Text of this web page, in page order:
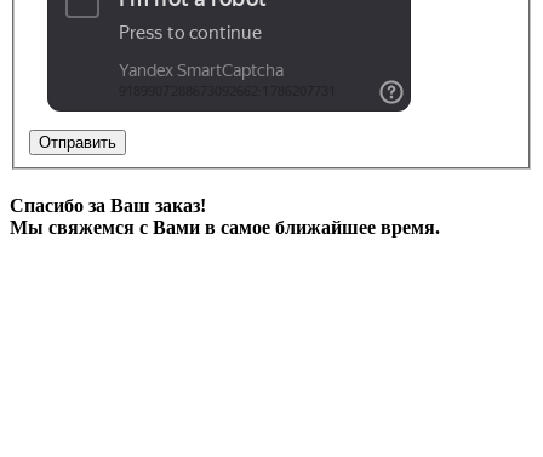
Отправить
Спасибо за Ваш заказ!
Мы свяжемся с Вами в самое ближайшее время.